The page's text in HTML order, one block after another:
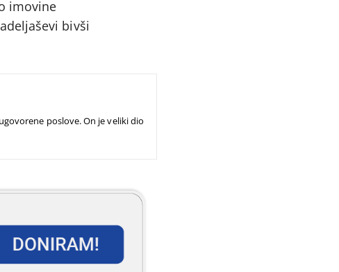
imovine
bivši
poslove. On je veliki dio